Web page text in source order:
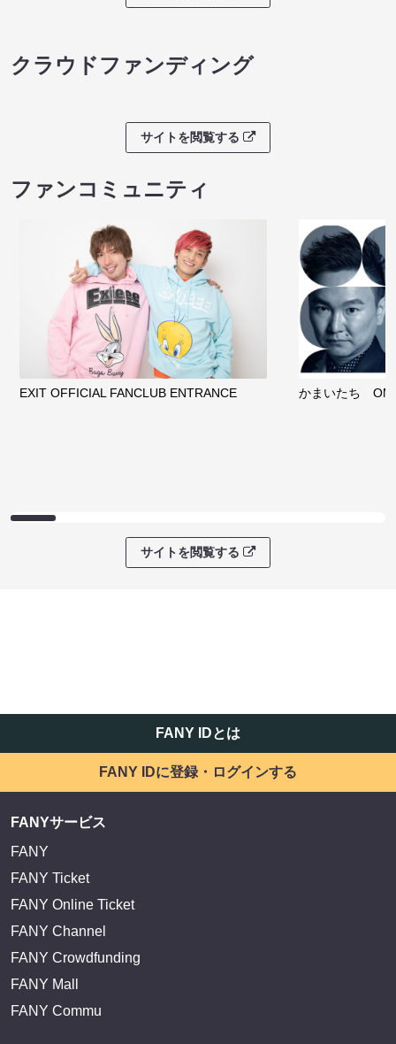
クラウドファンディング
サイトを閲覧する
ファンコミュニティ
EXIT OFFICIAL FANCLUB ENTRANCE かまいたち
サイトを閲覧する
FANY IDとは
FANY IDに登録・ログインする
FANYサービス
FANY
FANY Ticket
FANY Online Ticket
FANY Channel
FANY Crowdfunding
FANY Mall
FANY Commu